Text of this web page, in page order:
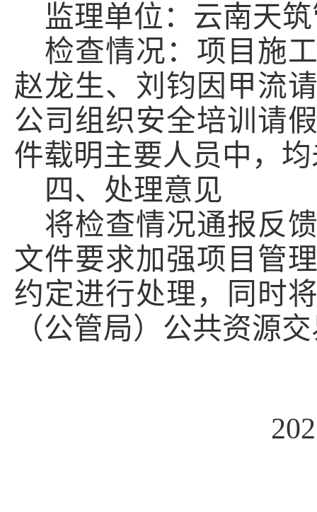
监理单位：云南天
检查情况：项目施
赵龙生、刘钧因甲流
公司组织安全培训请
件载明主要人员中，
四、 处理意见
将检查情况通报反
文件要求加强项目管
约定进行处理，同时
（公管局）公共资源